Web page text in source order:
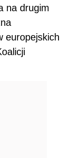
na drugim
europejskich